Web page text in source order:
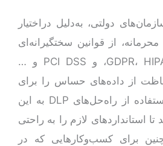
دولتی، به‌دلیل دراختیار
از قوانین سختگیرانه‌ای
مانند پروتکل‌های GDPR، HIPAA، و PCI DSS و …
از داده‌های حساس را برای
آنها الزامی می‌کند. استفاده از راه‌حل‌های DLP به این
استانداردهای لازم را به راحتی
برای کسب‌وکارهایی که در